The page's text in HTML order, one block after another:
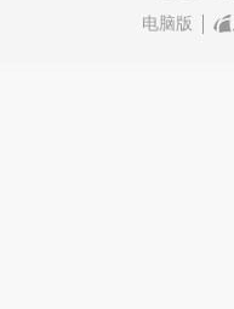
电脑版